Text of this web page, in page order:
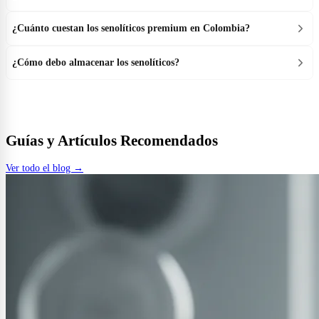
¿Cuánto cuestan los senolíticos premium en Colombia?
¿Cómo debo almacenar los senolíticos?
Guías y Artículos Recomendados
Ver todo el blog →